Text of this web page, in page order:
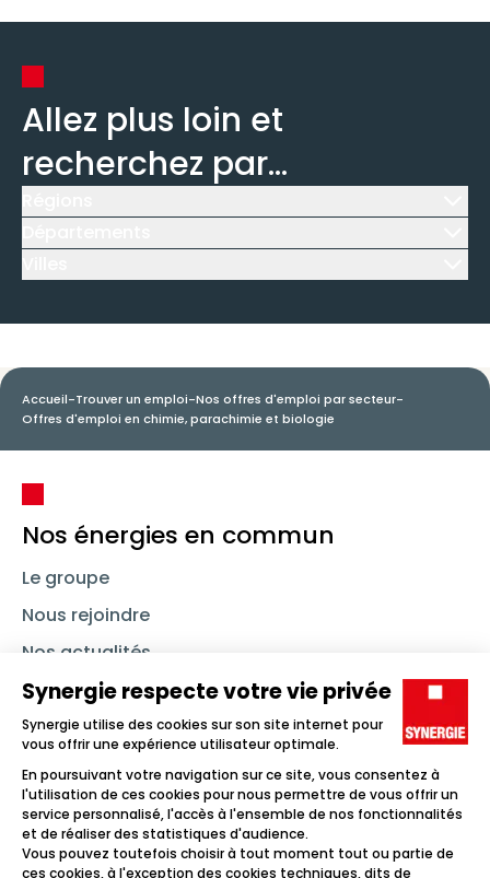
Allez plus loin et
recherchez par...
Accueil-Trouver un emploi-Nos offres d'emploi par secteur-
Offres d'emploi en chimie, parachimie et biologie
Nos énergies en commun
Le groupe
Nous rejoindre
Nos actualités
Nous contacter
Linkedin SynergieInstagramTikTok Youtube
Trouver un emploi
Icône d'illustration